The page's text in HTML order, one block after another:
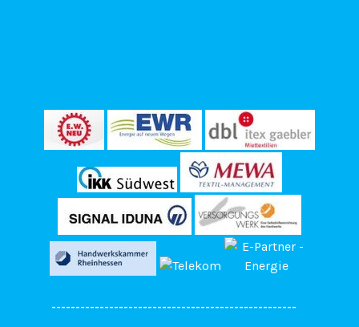
---------------------------------------------------